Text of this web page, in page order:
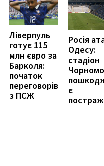
Ліверпуль
готує 115
млн євро за
Барколя:
початок
переговорів
з ПСЖ
Росія
Одесу:
стадіон
є